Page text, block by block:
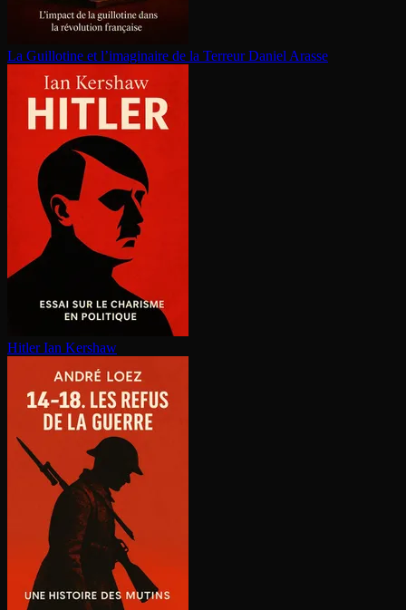
La Guillotine et l’imaginaire de la Terreur Daniel Arasse
Hitler Ian Kershaw